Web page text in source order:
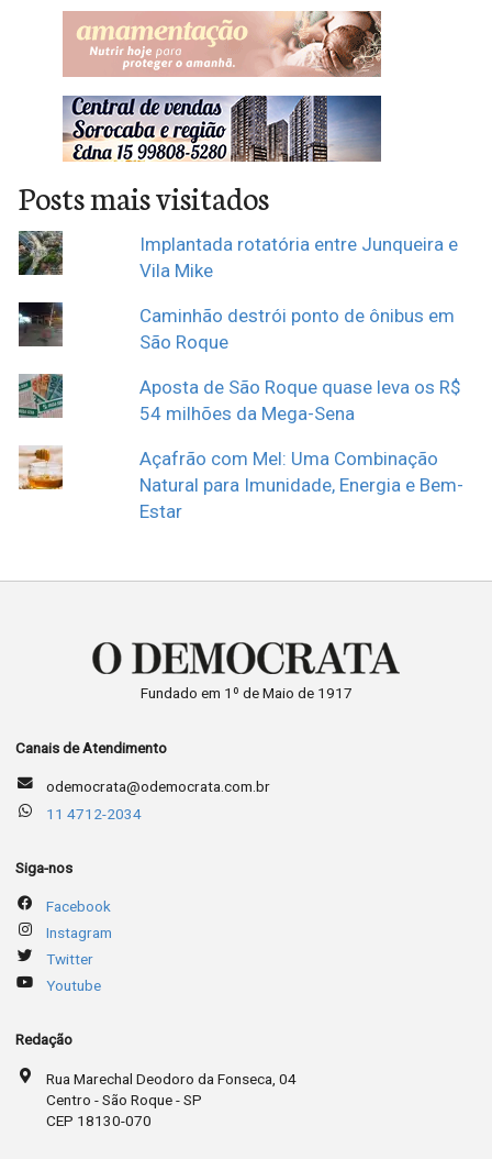
Posts mais visitados
Implantada rotatória entre Junqueira e
Vila Mike
Caminhão destrói ponto de ônibus em
São Roque
Aposta de São Roque quase leva os R$
54 milhões da Mega-Sena
Açafrão com Mel: Uma Combinação
Natural para Imunidade, Energia e Bem-
Estar
Fundado em 1º de Maio de 1917
Canais de Atendimento
odemocrata@odemocrata.com.br
11 4712-2034
Siga-nos
Facebook
Instagram
Twitter
Youtube
Redação
Rua Marechal Deodoro da Fonseca, 04
Centro - São Roque - SP
CEP 18130-070